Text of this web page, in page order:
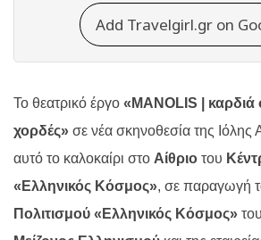
Add Travelgirl.gr on
Το θεατρικό έργο « MANOLIS | καρδιά
χορδές» σε νέα σκηνοθεσία της Ιόλης
αυτό το καλοκαίρι στο Αίθριο του
«Ελληνικός Κόσμος», σε παραγωγή
Πολιτισμού «Ελληνικός Κόσμος» του